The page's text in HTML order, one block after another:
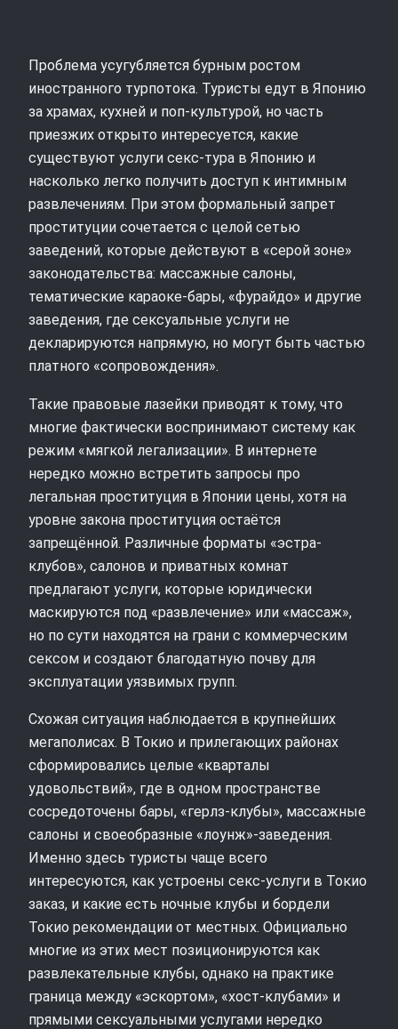
Проблема усугубляется бурным ростом
иностранного турпотока. Туристы едут в Японию
за храмах, кухней и поп-культурой, но часть
приезжих открыто интересуется, какие
существуют услуги секс-тура в Японию и
насколько легко получить доступ к интимным
развлечениям. При этом формальный запрет
проституции сочетается с целой сетью
заведений, которые действуют в «серой зоне»
законодательства: массажные салоны,
тематические караоке-бары, «фурайдо» и другие
заведения, где сексуальные услуги не
декларируются напрямую, но могут быть частью
платного «сопровождения».
Такие правовые лазейки приводят к тому, что
многие фактически воспринимают систему как
режим «мягкой легализации». В интернете
нередко можно встретить запросы про
легальная проституция в Японии цены, хотя на
уровне закона проституция остаётся
запрещённой. Различные форматы «эстра-
клубов», салонов и приватных комнат
предлагают услуги, которые юридически
маскируются под «развлечение» или «массаж»,
но по сути находятся на грани с коммерческим
сексом и создают благодатную почву для
эксплуатации уязвимых групп.
Схожая ситуация наблюдается в крупнейших
мегаполисах. В Токио и прилегающих районах
сформировались целые «кварталы
удовольствий», где в одном пространстве
сосредоточены бары, «герлз-клубы», массажные
салоны и своеобразные «лоунж»-заведения.
Именно здесь туристы чаще всего
интересуются, как устроены секс-услуги в Токио
заказ, и какие есть ночные клубы и бордели
Токио рекомендации от местных. Официально
многие из этих мест позиционируются как
развлекательные клубы, однако на практике
граница между «эскортом», «хост-клубами» и
прямыми сексуальными услугами нередко